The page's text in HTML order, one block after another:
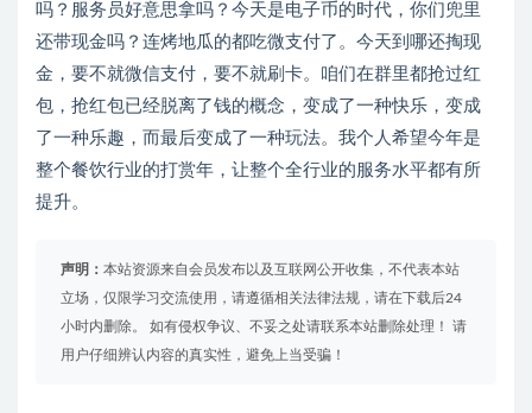
吗？服务员好意思拿吗？今天是电子币的时代，你们兜里
还带现金吗？连烤地瓜的都吃微支付了。今天到哪还掏现
金，要不就微信支付，要不就刷卡。咱们在群里都抢过红
包，抢红包已经脱离了钱的概念，变成了一种快乐，变成
了一种乐趣，而最后变成了一种玩法。我个人希望今年是
整个餐饮行业的打赏年，让整个全行业的服务水平都有所
提升。
声明： 本站资源来自会员发布以及互联网公开收集，不代表本站
立场，仅限学习交流使用，请遵循相关法律法规，请在下载后24
小时内删除。 如有侵权争议、不妥之处请联系本站删除处理！ 请
用户仔细辨认内容的真实性，避免上当受骗！